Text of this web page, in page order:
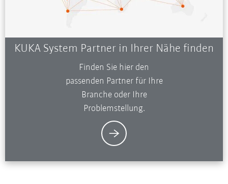
KUKA System Partner in Ihrer Nähe finden
Finden Sie hier den
passenden Partner für Ihre
Branche oder Ihre
Problemstellung.